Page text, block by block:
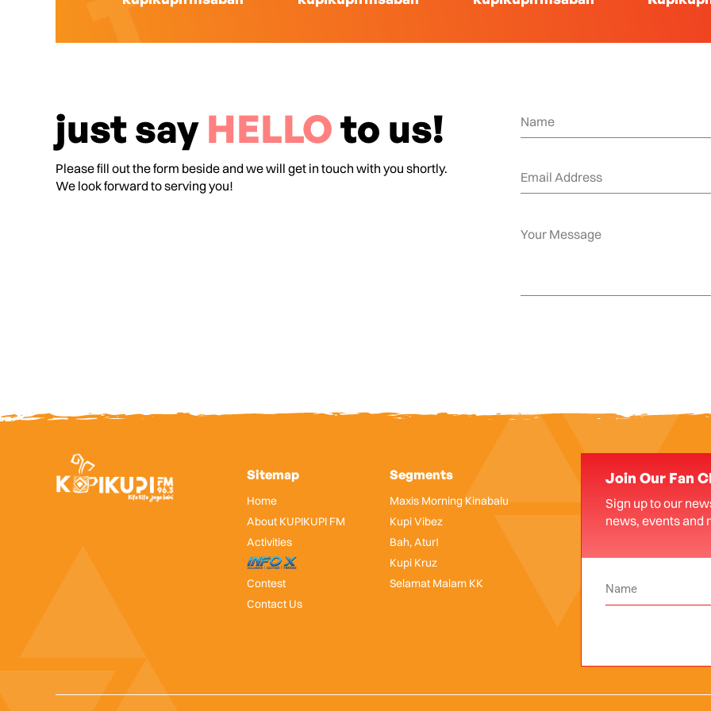
just say HELLOto us!
Please fill out the form beside and we will get in touch with you shortly.
We look forward to serving you!
Sitemap
Home
About KUPIKUPI FM
Activities
InfoX
Contest
Contact Us
Segments
Maxis Morning Kinabalu
Kupi Vibez
Bah, Atur!
Kupi Kruz
Selamat Malam KK
Join Our Fan
Sign up to our
news, events and